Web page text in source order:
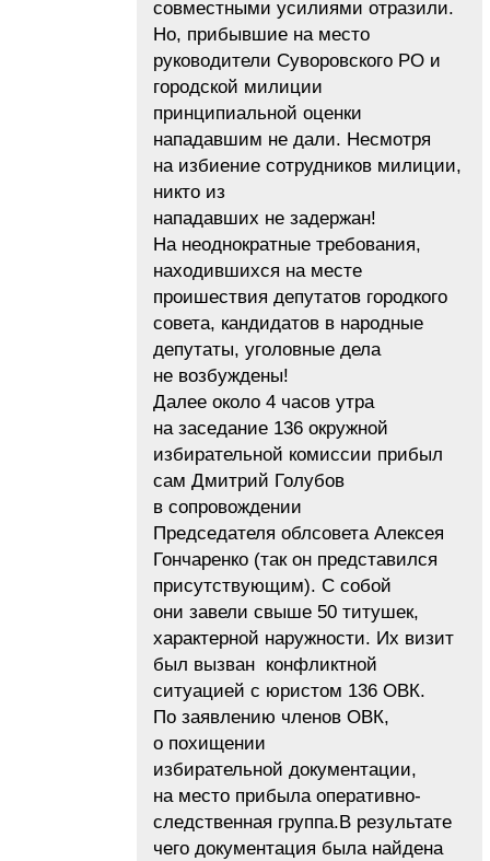
совместными усилиями отразили.
Но, прибывшие на место
руководители Суворовского РО и
городской милиции
принципиальной оценки
нападавшим не дали. Несмотря
на избиение сотрудников милиции,
никто из
нападавших не задержан!
На неоднократные требования,
находившихся на месте
проишествия депутатов городкого
совета, кандидатов в народные
депутаты, уголовные дела
не возбуждены!
Далее около 4 часов утра
на заседание 136 окружной
избирательной комиссии прибыл
сам Дмитрий Голубов
в сопровождении
Председателя облсовета Алексея
Гончаренко (так он представился
присутствующим). С собой
они завели свыше 50 титушек,
характерной наружности. Их визит
был вызван конфликтной
ситуацией с юристом 136 ОВК.
По заявлению членов ОВК,
о похищении
избирательной документации,
на место прибыла оперативно-
следственная группа.В результате
чего документация была найдена